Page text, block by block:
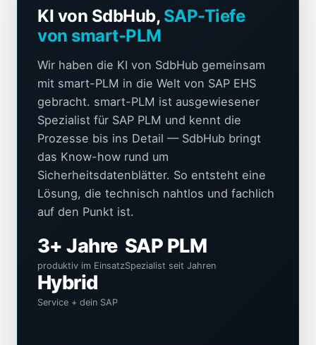
KI von SdbHub, SAP-Tiefe
von smart-PLM
Wir haben die KI von SdbHub gemeinsam
mit smart-PLM in die Welt von SAP EHS
gebracht. smart-PLM ist ausgewiesener
Spezialist für SAP PLM und kennt die
Prozesse bis ins Detail — SdbHub bringt
das Know-how rund um
Sicherheitsdatenblätter. So entsteht eine
Lösung, die technisch nahtlos und fachlich
auf den Punkt ist.
3+ Jahre
produktiv im Einsatz
SAP PLM
Spezialist seit Jahren
Hybrid
Service + dein SAP